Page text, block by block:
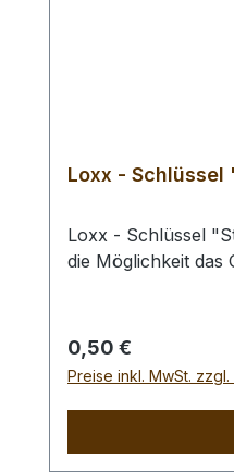
Loxx -
Loxx - Schlüssel
die Möglichkeit
Regulärer Preis:
0,50 €
Preise inkl. MwSt.